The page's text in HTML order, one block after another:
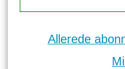
Allerede